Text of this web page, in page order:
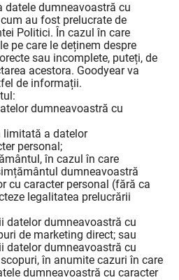
datele dumneavoastră cu
au fost prelucrate de
Politici. În cazul în care
pe care le deținem despre
sau incomplete, puteți, de
acestora. Goodyear va
de informații.
dumneavoastră cu
limitată a datelor
personal;
în cazul în care
dumneavoastră
cu caracter personal (fără ca
legalitatea prelucrării
datelor dumneavoastră cu
de marketing direct; sau
datelor dumneavoastră cu
în anumite cazuri în care
dumneavoastră cu caracter